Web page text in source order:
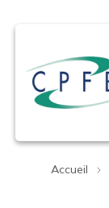
Accueil